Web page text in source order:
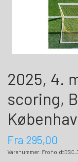
2025, 4.
scoring,
Fra 295,00
Varenummer: